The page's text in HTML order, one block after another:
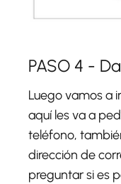
PASO 4 -
Luego vamos a
aquí les va a
teléfono,
dirección de
preguntar si es